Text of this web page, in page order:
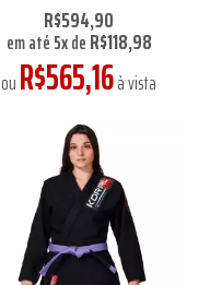
R$594,90
em até5xdeR$118,98
ouR$565,16à vista